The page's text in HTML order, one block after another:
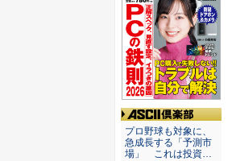
ASCII倶楽部
プロ野球も対象に、
急成長する「予測市
場」 これは投資…